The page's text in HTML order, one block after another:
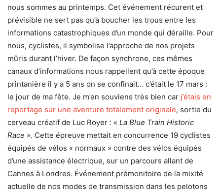
nous sommes au printemps. Cet événement récurent et
prévisible ne sert pas qu’à boucher les trous entre les
informations catastrophiques d’un monde qui déraille. Pour
nous, cyclistes, il symbolise l’approche de nos projets
mûris durant l’hiver. De façon synchrone, ces mêmes
canaux d’informations nous rappellent qu’à cette époque
printanière il y a 5 ans on se confinait… c’était le 17 mars :
le jour de ma fête. Je m’en souviens très bien car j’étais en
reportage sur une aventure totalement originale, sortie du
cerveau créatif de Luc Royer : « La Blue Train Historic
Race ». Cette épreuve mettait en concurrence 19 cyclistes
équipés de vélos « normaux » contre des vélos équipés
d’une assistance électrique, sur un parcours allant de
Cannes à Londres. Événement prémonitoire de la mixité
actuelle de nos modes de transmission dans les pelotons